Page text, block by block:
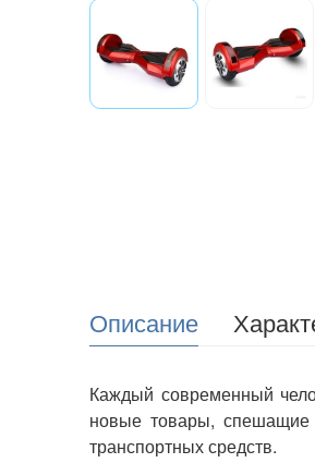
Описание
Каждый современный
новые товары, спешащие
транспортных средств.